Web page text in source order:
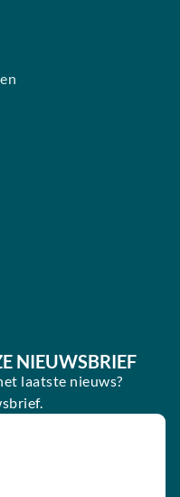
NIEUWSBRIEF
laatste nieuws?